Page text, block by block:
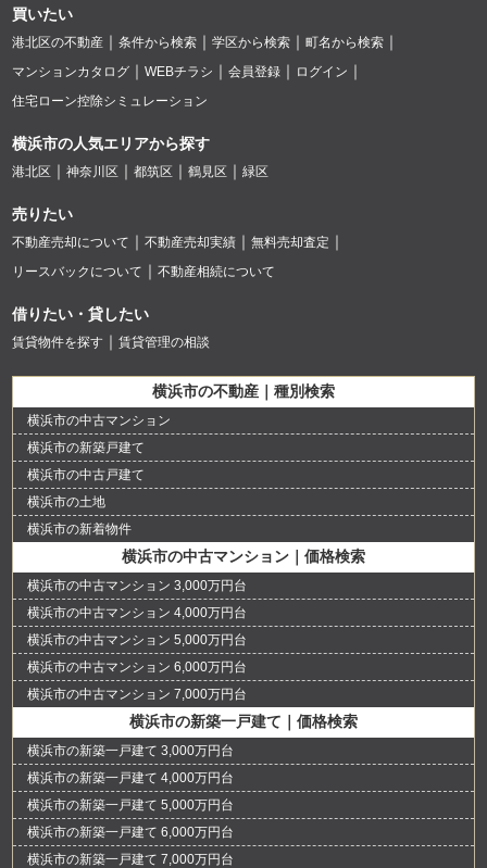
買いたい
港北区の不動産 条件から検索 学区から検索
町名から検索
マンションカタログ
WEBチラシ 会員登録
ログイン
住宅ローン控除シミュレーション
横浜市の人気エリアから探す
港北区 神奈川区 都筑区 鶴見区 緑区
売りたい
不動産売却について 不動産売却実績
無料売却査定
リースバックについて
不動産相続について
借りたい・貸したい
賃貸物件を探す 賃貸管理の相談
横浜市の不動産｜種別検索
横浜市の中古マンション
横浜市の新築戸建て
横浜市の中古戸建て
横浜市の土地
横浜市の新着物件
横浜市の中古マンション｜価格検索
横浜市の中古マンション 3,000万円台
横浜市の中古マンション 4,000万円台
横浜市の中古マンション 5,000万円台
横浜市の中古マンション 6,000万円台
横浜市の中古マンション 7,000万円台
横浜市の新築一戸建て｜価格検索
横浜市の新築一戸建て 3,000万円台
横浜市の新築一戸建て 4,000万円台
横浜市の新築一戸建て 5,000万円台
横浜市の新築一戸建て 6,000万円台
横浜市の新築一戸建て 7,000万円台